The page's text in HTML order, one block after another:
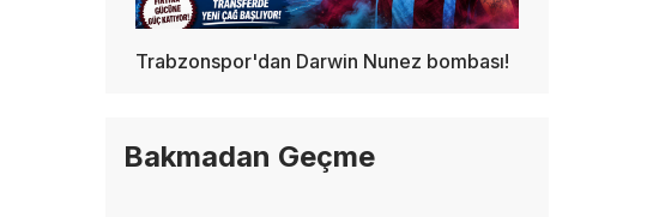
Trabzonspor'dan Darwin Nunez bombası!
Bakmadan Geçme